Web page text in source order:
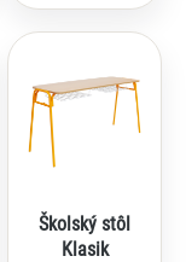
Školský stôl
Klasik